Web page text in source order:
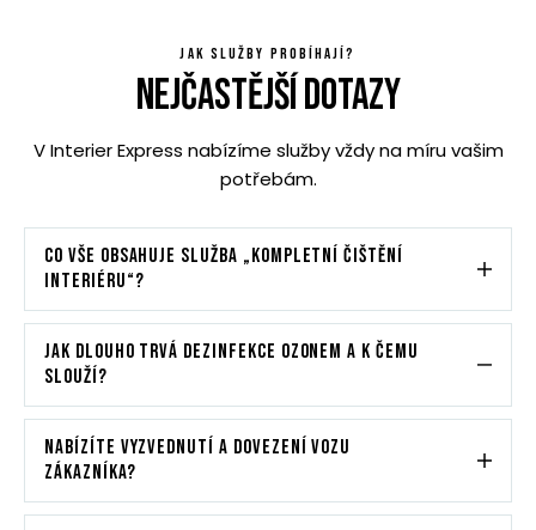
JAK SLUŽBY PROBÍHAJÍ?
NEJČASTĚJŠÍ DOTAZY
V Interier Express nabízíme služby vždy na míru vašim
potřebám.
CO VŠE OBSAHUJE SLUŽBA „KOMPLETNÍ ČIŠTĚNÍ
INTERIÉRU“?
JAK DLOUHO TRVÁ DEZINFEKCE OZONEM A K ČEMU
SLOUŽÍ?
NABÍZÍTE VYZVEDNUTÍ A DOVEZENÍ VOZU
ZÁKAZNÍKA?